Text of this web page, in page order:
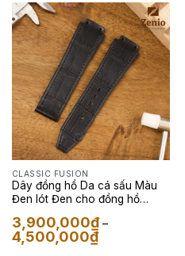
2,800,000₫
đến
3,900,000₫
CLASSIC FUSION
Dây đồng hồ Da cá sấu Màu
Đen lót Đen cho đồng hồ
3,900,000₫ –
4,500,000₫Khoảng
giá: